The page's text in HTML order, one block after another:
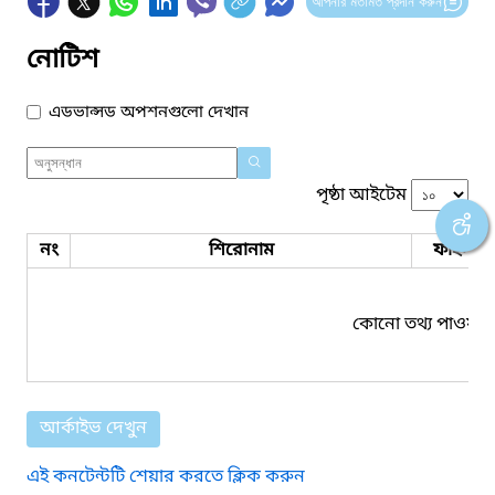
নোটিশ
এডভান্সড অপশনগুলো দেখান
পৃষ্ঠা আইটেম
নং শিরোনাম ফাইল
কোনো তথ্য পাওয়া
আর্কাইভ দেখুন
এই কনটেন্টটি শেয়ার করতে ক্লিক করুন